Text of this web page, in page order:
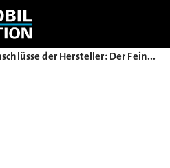
Zusammenschlüsse der Hersteller: Der Feind in meinem Bett